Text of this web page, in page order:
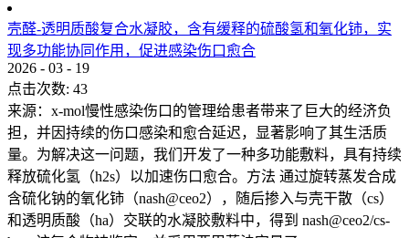
壳醛-透明质酸复合水凝胶，含有缓释的硫酸氢和氧化铈，实
现多功能协同作用，促进感染伤口愈合
2026 - 03 - 19
点击次数: 43
来源：x-mol慢性感染伤口的管理给患者带来了巨大的经济负
担，并因持续的伤口感染和愈合延迟，显著影响了其生活质
量。为解决这一问题，我们开发了一种多功能敷料，具有持续
释放硫化氢（h2s）以加速伤口愈合。方法 通过旋转蒸发合成
含硫化钠的氧化铈（nash@ceo2），随后掺入与壳干散（cs）
和透明质酸（ha）交联的水凝胶敷料中，得到 nash@ceo2/cs-